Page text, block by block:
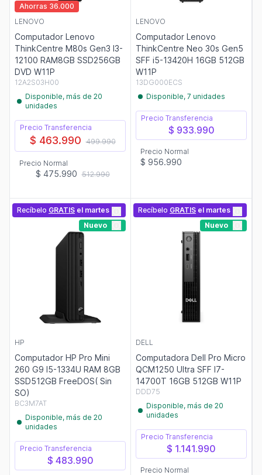
Ahorras 36.000
LENOVO
Computador Lenovo
ThinkCentre M80s Gen3 I3-
12100 RAM8GB SSD256GB
DVD W11P
12A2S03H00
Disponible, más de 20
unidades
Precio Transferencia
$ 463.990 499.990
Precio Normal
$ 475.990 512.990
LENOVO
Computador Lenovo
ThinkCentre Neo 30s Gen5
SFF i5-13420H 16GB 512GB
W11P
13DG000ECS
Disponible, 7 unidades
Precio Transferencia
$ 933.990
Precio Normal
$ 956.990
Recíbelo GRATIS el martes
Nuevo
HP
Computador HP Pro Mini
260 G9 I5-1334U RAM 8GB
SSD512GB FreeDOS( Sin
SO)
BC3M7AT
Disponible, más de 20
unidades
Precio Transferencia
$ 483.990
Recíbelo GRATIS el martes
Nuevo
DELL
Computadora Dell Pro Micro
QCM1250 Ultra SFF I7-
14700T 16GB 512GB W11P
DDD75
Disponible, más de 20
unidades
Precio Transferencia
$ 1.141.990
Precio Normal